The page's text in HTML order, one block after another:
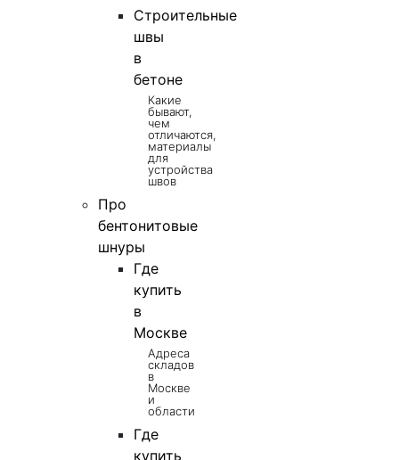
Строительные
швы
в
бетоне
Какие
бывают,
чем
отличаются,
материалы
для
устройства
швов
Про
бентонитовые
шнуры
Где
купить
в
Москве
Адреса
складов
в
Москве
и
области
Где
купить